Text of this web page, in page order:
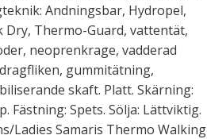
Andningsbar, Hydropel,
Dry, Thermo-Guard, vattentät,
neoprenkrage, vadderad
gummitätning,
skaft. Platt. Skärning:
Fästning: Spets. Sölja: Lättviktig.
Ladies Samaris Thermo Walking